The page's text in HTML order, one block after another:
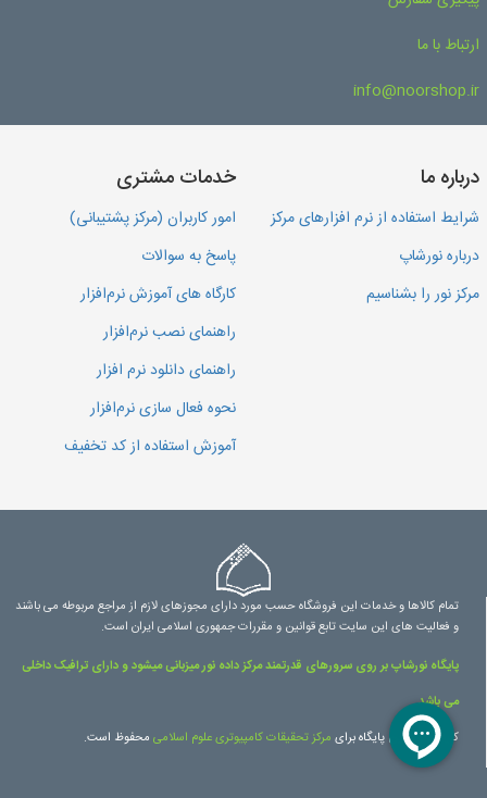
ارتباط با ما
info@noorshop.ir
درباره ما
شرایط استفاده از نرم افزارهای مرکز
درباره نورشاپ
مرکز نور را بشناسیم
خدمات مشتری
امور کاربران (مرکز پشتیبانی)
پاسخ به سوالات
کارگاه های آموزش نرم‌افزار
راهنمای نصب نرم‌افزار
راهنمای دانلود نرم افزار
نحوه فعال سازی نرم‌افزار
آموزش استفاده از کد تخفیف
تمام کالاها و خدمات این فروشگاه حسب مورد دارای مجوزهای لازم از مراجع مربوطه می باشند
و فعالیت های این سایت تابع قوانین و مقررات جمهوری اسلامی ایران است.
پایگاه نورشاپ بر روی سرورهای قدرتمند مرکز داده نور میزبانی میشود و دارای ترافیک داخلی
می باشد.
کلیه حقوق این پایگاه برای مرکز تحقیقات کامپیوتری علوم اسلامی محفوظ است.